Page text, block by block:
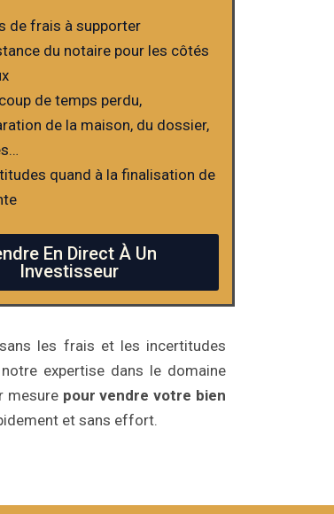
de frais à supporter
du notaire pour les côtés
de temps perdu,
de la maison, du dossier,
quand à la finalisation de
En Direct À Un
Investisseur
sans les frais et les incertitudes
expertise dans le domaine
mesure pour vendre votre bien
et sans effort.